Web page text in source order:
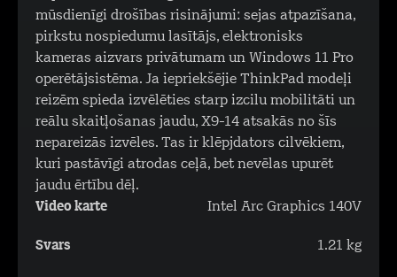
mūsdienīgi drošības risinājumi: sejas atpazīšana,
pirkstu nospiedumu lasītājs, elektronisks
kameras aizvars privātumam un Windows 11 Pro
operētājsistēma. Ja iepriekšējie ThinkPad modeļi
reizēm spieda izvēlēties starp izcilu mobilitāti un
reālu skaitļošanas jaudu, X9-14 atsakās no šīs
nepareizās izvēles. Tas ir klēpjdators cilvēkiem,
kuri pastāvīgi atrodas ceļā, bet nevēlas upurēt
jaudu ērtību dēļ.
Video karte
Intel Arc Graphics 140V
Svars 1.21 kg